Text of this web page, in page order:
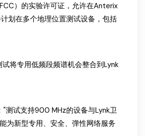
）的实验许可证，允许在Anterix
划在多个地理位置测试设备，包括
将专用低频段频谱机会整合到Lynk
测试支持900 MHz的设备与Lynk卫
为新型专用、安全、弹性网络服务